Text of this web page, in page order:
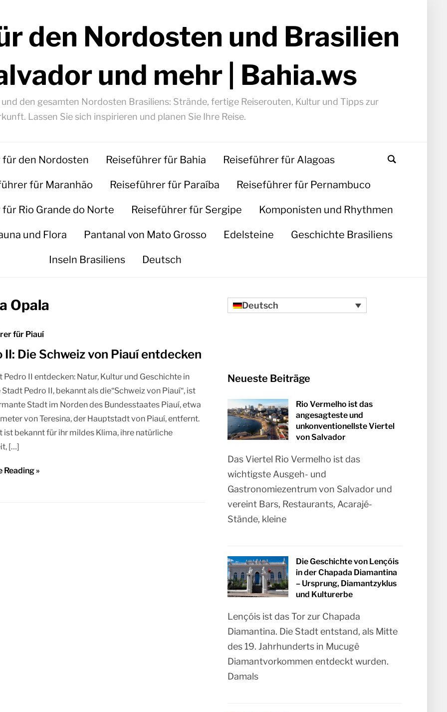
den Nordosten und Brasilien
und mehr | Bahia.ws
den gesamten Nordosten Brasiliens: Strände, fertige Reiserouten, Kultur und Tipps zur
Lassen Sie sich inspirieren und planen Sie Ihre Reise.
für den Nordosten Reiseführer für Bahia Reiseführer für Alagoas
für Maranhão Reiseführer für Paraíba Reiseführer für Pernambuco
Rio Grande do Norte Reiseführer für Sergipe Komponisten und Rhythmen
und Flora Pantanal von Mato Grosso Edelsteine Geschichte Brasiliens
Inseln Brasiliens Deutsch
Opala
für Piauí
II: Die Schweiz von Piauí entdecken
Pedro II entdecken: Natur, Kultur und Geschichte in
Stadt Pedro II, bekannt als die“Schweiz von Piauí“, ist
Stadt im Norden des Bundesstaates Piauí, etwa
von Teresina, der Hauptstadt von Piauí, entfernt.
ist bekannt für ihr mildes Klima, ihre natürliche
[…]
Reading »
Deutsch
Neueste Beiträge
Rio Vermelho ist das
angesagteste und
unkonventionellste Viertel
von Salvador
Das Viertel Rio Vermelho ist das
wichtigste Ausgeh- und
Gastronomiezentrum von Salvador und
vereint Bars, Restaurants, Acarajé-
Stände, kleine
Die Geschichte von Lençóis
in der Chapada Diamantina
– Ursprung, Diamantzyklus
und Kulturerbe
Lençóis ist das Tor zur Chapada
Diamantina. Die Stadt entstand, als Mitte
des 19. Jahrhunderts in Mucugê
Diamantvorkommen entdeckt wurden.
Damals